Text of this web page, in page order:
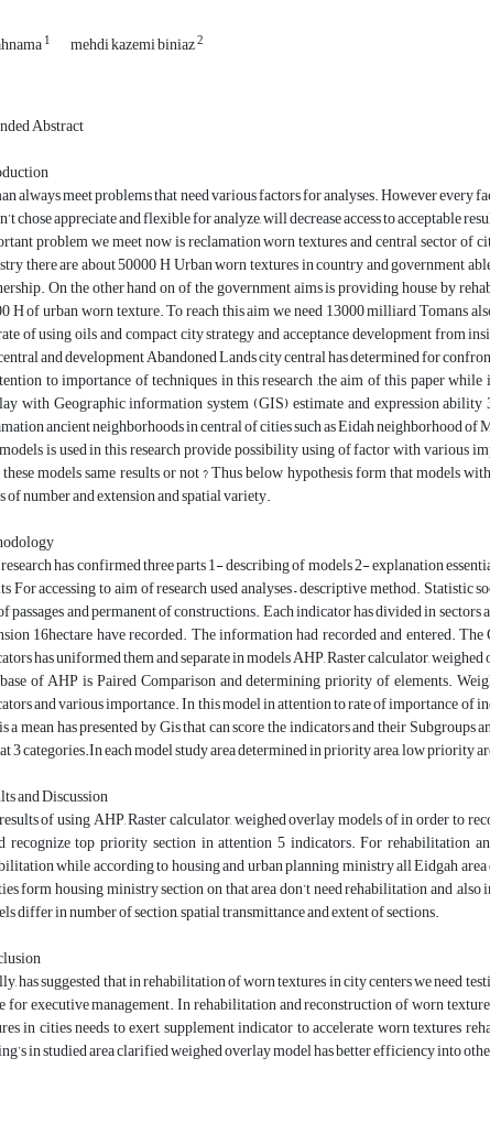
1 mehdi kazemi biniaz2
Abstract
always meet problems that need various factors for analyses. However every
chose appreciate and flexible for analyze, will decrease access to acceptable
problem we meet now is reclamation worn textures and central sector of
there are about 50000 H Urban worn textures in country and government
On the other hand on of the government aims is providing house by
H of urban worn texture. To reach this aim we need 13000 milliard Tomans
of using oils and compact city strategy and acceptance development from
and development Abandoned Lands city central has determined for
to importance of techniques in this research ,the aim of this paper
with Geographic information system (GIS) estimate and expression
ancient neighborhoods in central of cities such as Eidah neighborhood
is used in this research provide possibility using of factor with various
models same results or not ? Thus below hypothesis form that models
of number and extension and spatial variety.
has confirmed three parts 1- describing of models 2- explanation
For accessing to aim of research used analyses – descriptive method.
passages and permanent of constructions. Each indicator has divided in
16hectare have recorded. The information had recorded and entered.
has uniformed them and separate in models AHP, Raster calculator,
of AHP is Paired Comparison and determining priority of elements.
and various importance. In this model in attention to rate of importance of
a mean has presented by Gis that can score the indicators and their
3 categories.In each model study area determined in priority area, low
and Discussion
of using AHP, Raster calculator, weighed overlay models of in order to
recognize top priority section in attention 5 indicators. For rehabilitation
while according to housing and urban planning ministry all Eidgah
form housing ministry section on that area don’t need rehabilitation and
differ in number of section, spatial transmittance and extent of sections.
has suggested that in rehabilitation of worn textures in city centers we need
for executive management. In rehabilitation and reconstruction of worn
in cities needs to exert supplement indicator to accelerate worn textures
in studied area clarified weighed overlay model has better efficiency into